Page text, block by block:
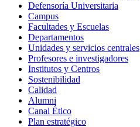
Defensoría Universitaria
Campus
Facultades y Escuelas
Departamentos
Unidades y servicios centrales
Profesores e investigadores
Institutos y Centros
Sostenibilidad
Calidad
Alumni
Canal Ético
Plan estratégico